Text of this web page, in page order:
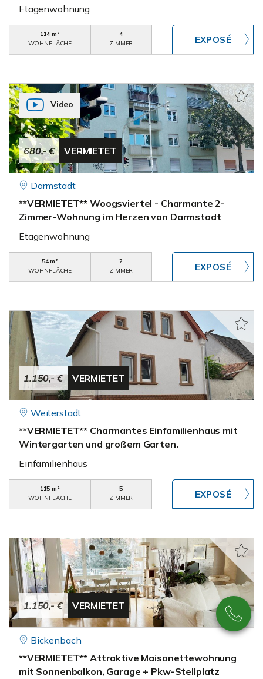
Etagenwohnung
114 m²
WOHNFLÄCHE
4
ZIMMER
680,- € VERMIETET
Video
Darmstadt
**VERMIETET** Woogsviertel - Charmante 2-
Zimmer-Wohnung im Herzen von Darmstadt
Etagenwohnung
54 m²
WOHNFLÄCHE
2
ZIMMER
1.150,- € VERMIETET
Weiterstadt
**VERMIETET** Charmantes Einfamilienhaus mit
Wintergarten und großem Garten.
Einfamilienhaus
115 m²
WOHNFLÄCHE
5
ZIMMER
1.150,- € VERMIETET
Bickenbach
**VERMIETET** Attraktive Maisonettewohnung
mit Sonnenbalkon, Garage + Pkw-Stellplatz